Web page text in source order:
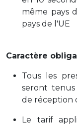
même pays
pays de l'UE
Caractère
Tous les
seront
de réception
Le tarif